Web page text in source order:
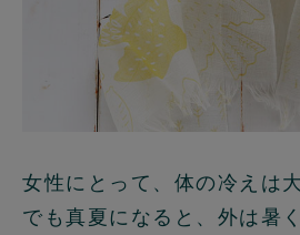
女性にとって、体の冷えは大
でも真夏になると、外は暑